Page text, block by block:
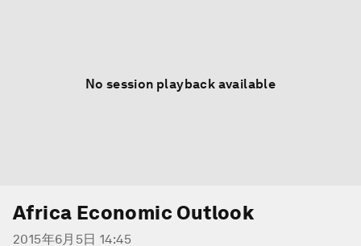
No session playback available
Africa Economic Outlook
2015年6月5日 14:45